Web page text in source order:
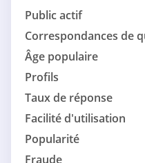
Public actif
Correspondances de
Âge populaire
Profils
Taux de réponse
Facilité d'utilisation
Popularité
Fraude